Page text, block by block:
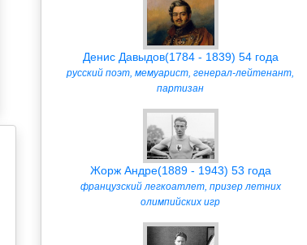
Денис Давыдов(1784 - 1839) 54 года
русский поэт, мемуарист, генерал-лейтенант,
партизан
Жорж Андре(1889 - 1943) 53 года
французский легкоатлет, призер летних
олимпийских игр